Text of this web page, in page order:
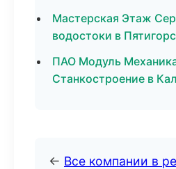
Мастерская Этаж
водостоки в
ПАО Модуль
Станкостроение в
← Все компании в